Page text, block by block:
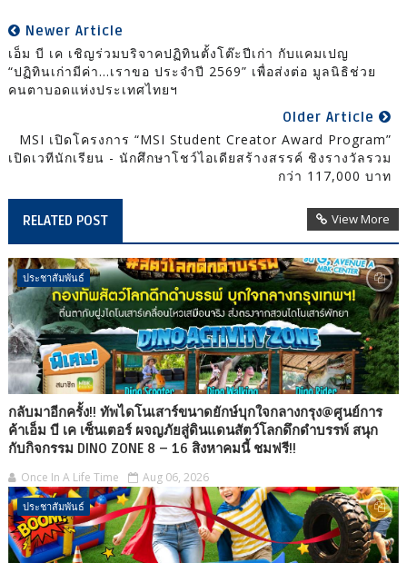
Newer Article
เอ็ม บี เค เชิญร่วมบริจาคปฏิทินตั้งโต๊ะปีเก่า กับแคมเปญ
“ปฏิทินเก่ามีค่า...เราขอ ประจำปี 2569” เพื่อส่งต่อ มูลนิธิช่วย
คนตาบอดแห่งประเทศไทยฯ
Older Article
MSI เปิดโครงการ “MSI Student Creator Award Program”
เปิดเวทีนักเรียน - นักศึกษาโชว์ไอเดียสร้างสรรค์ ชิงรางวัลรวม
กว่า 117,000 บาท
RELATED POST View More
ประชาสัมพันธ์
กลับมาอีกครั้ง!! ทัพไดโนเสาร์ขนาดยักษ์บุกใจกลางกรุง@ศูนย์การ
ค้าเอ็ม บี เค เซ็นเตอร์ ผจญภัยสู่ดินแดนสัตว์โลกดึกดำบรรพ์ สนุก
กับกิจกรรม DINO ZONE 8 – 16 สิงหาคมนี้ ชมฟรี!!
Once In A Life Time Aug 06, 2026
ประชาสัมพันธ์